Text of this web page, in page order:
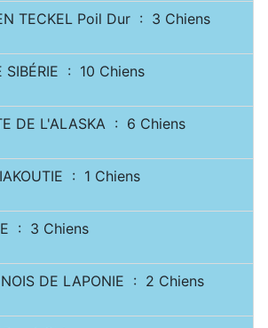
TECKEL Poil Dur : 3 Chiens
SIBÉRIE : 10 Chiens
DE L'ALASKA : 6 Chiens
: 1 Chiens
: 3 Chiens
DE LAPONIE : 2 Chiens